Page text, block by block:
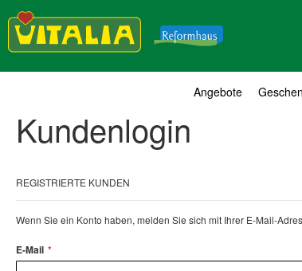
Angebote
Kundenlogin
REGISTRIERTE KUNDEN
Wenn Sie ein Konto haben, melden Sie sich mit Ihrer E-Mail-
E-Mail